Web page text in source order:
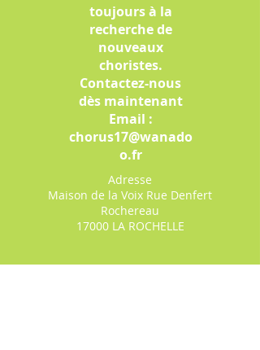
toujours à la
recherche de
nouveaux
choristes.
Contactez-nous
dès maintenant
Email :
chorus17@wanado
o.fr
Adresse
Maison de la Voix Rue Denfert
Rochereau
17000 LA ROCHELLE